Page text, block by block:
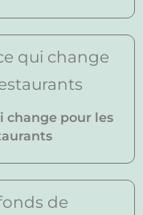
change pour les